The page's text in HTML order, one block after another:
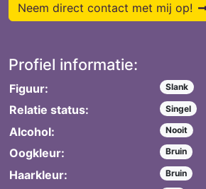
Neem direct contact met mij op!
Profiel informatie:
Figuur: Slank
Relatie status: Singel
Alcohol: Nooit
Oogkleur: Bruin
Haarkleur: Bruin